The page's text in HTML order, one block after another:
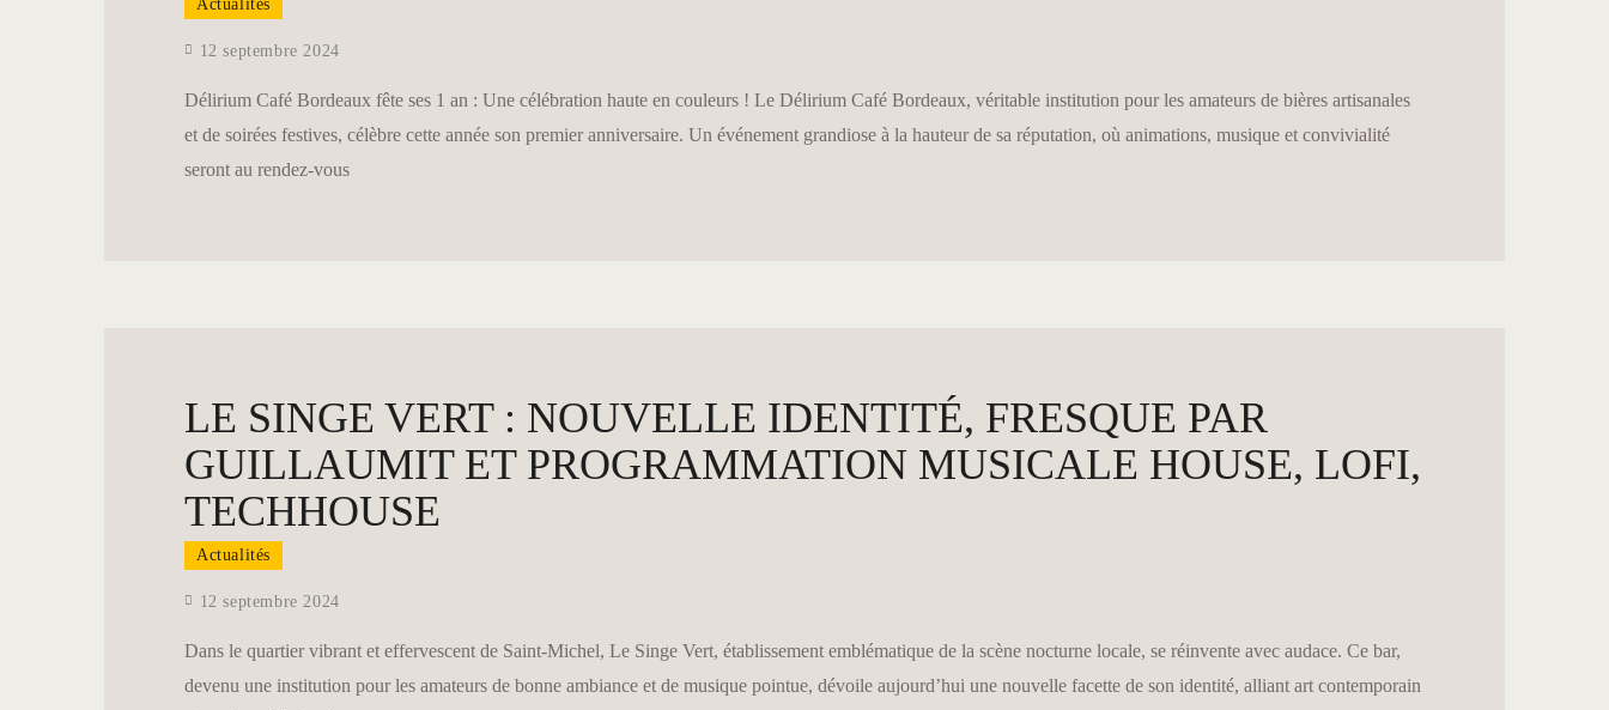
Actualités
12 septembre 2024
Délirium Café Bordeaux fête ses 1 an : Une célébration haute en couleurs ! Le Délirium Café Bordeaux, véritable institution pour les amateurs de bières artisanales
et de soirées festives, célèbre cette année son premier anniversaire. Un événement grandiose à la hauteur de sa réputation, où animations, musique et convivialité
seront au rendez-vous
LE SINGE VERT : NOUVELLE IDENTITÉ, FRESQUE PAR
GUILLAUMIT ET PROGRAMMATION MUSICALE HOUSE, LOFI,
TECHHOUSE
Actualités
12 septembre 2024
Dans le quartier vibrant et effervescent de Saint-Michel, Le Singe Vert, établissement emblématique de la scène nocturne locale, se réinvente avec audace. Ce bar,
devenu une institution pour les amateurs de bonne ambiance et de musique pointue, dévoile aujourd’hui une nouvelle facette de son identité, alliant art contemporain